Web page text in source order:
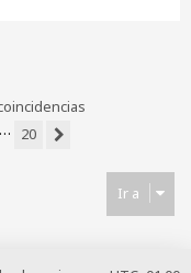
…
20
Ir a